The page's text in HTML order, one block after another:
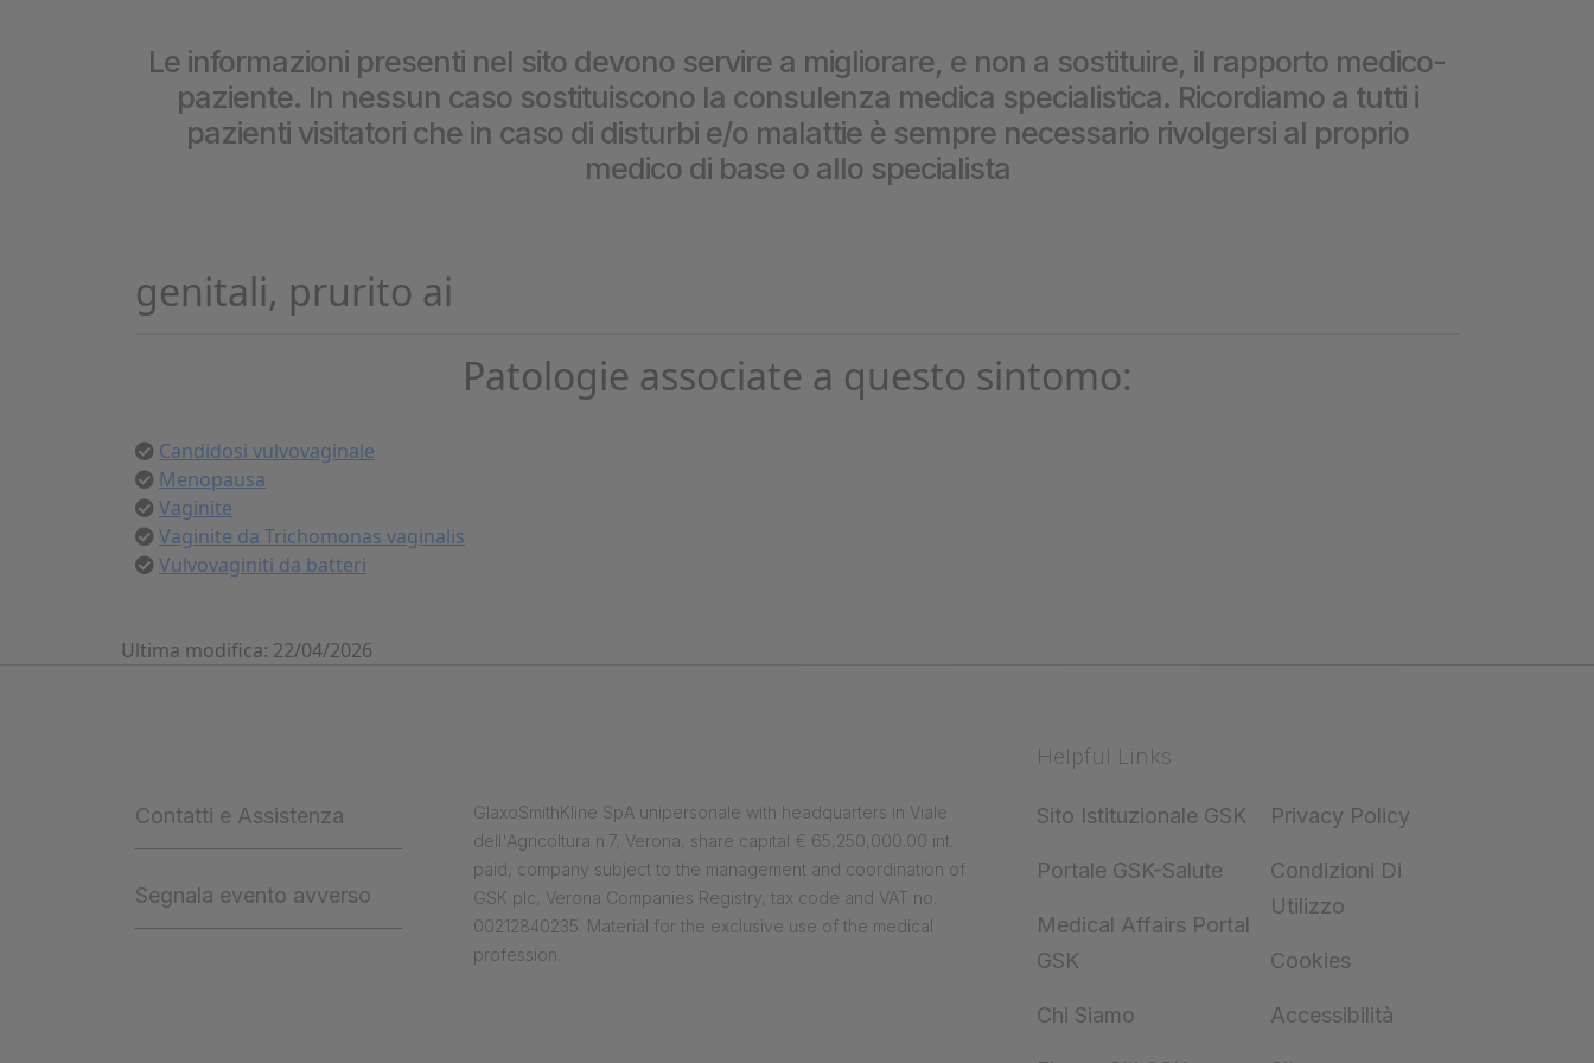
Le informazioni presenti nel sito devono servire a migliorare, e non a sostituire, il rapporto medico-
paziente. In nessun caso sostituiscono la consulenza medica specialistica. Ricordiamo a tutti i
pazienti visitatori che in caso di disturbi e/o malattie è sempre necessario rivolgersi al proprio
medico di base o allo specialista
genitali, prurito ai
Patologie associate a questo sintomo:
Candidosi vulvovaginale
Menopausa
Vaginite
Vaginite da Trichomonas vaginalis
Vulvovaginiti da batteri
Ultima modifica: 22/04/2026
Helpful Links
Contatti e Assistenza
Segnala evento avverso
GlaxoSmithKline SpA unipersonale with headquarters in Viale
dell'Agricoltura n.7, Verona, share capital € 65,250,000.00 int.
paid, company subject to the management and coordination of
GSK plc, Verona Companies Registry, tax code and VAT no.
00212840235. Material for the exclusive use of the medical
profession.
Sito Istituzionale GSK
Portale GSK-Salute
Medical Affairs Portal
GSK
Chi Siamo
Privacy Policy
Condizioni Di
Utilizzo
Cookies
Accessibilità
Cookie pubblicitari